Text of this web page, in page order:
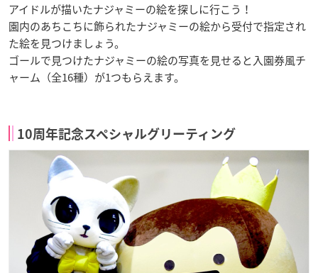
アイドルが描いたナジャミーの絵を探しに行こう！
園内のあちこちに飾られたナジャミーの絵から受付で指定され
た絵を見つけましょう。
ゴールで見つけたナジャミーの絵の写真を見せると入園券風チ
ャーム（全16種）が1つもらえます。
10周年記念スペシャルグリーティング